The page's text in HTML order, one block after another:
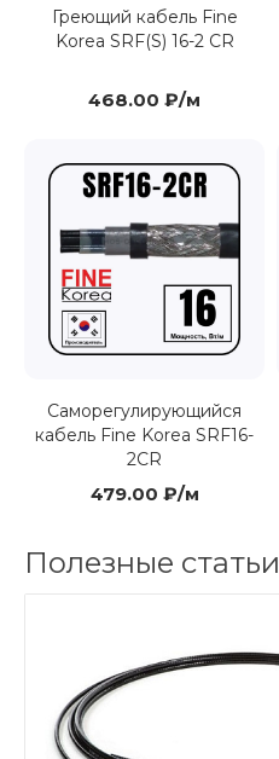
Греющий кабель Fine
Korea SRF(S) 16-2 CR
468.00 ₽/м
Саморегулирующийся
кабель Fine Korea SRF16-
2CR
479.00 ₽/м
Полезные статьи